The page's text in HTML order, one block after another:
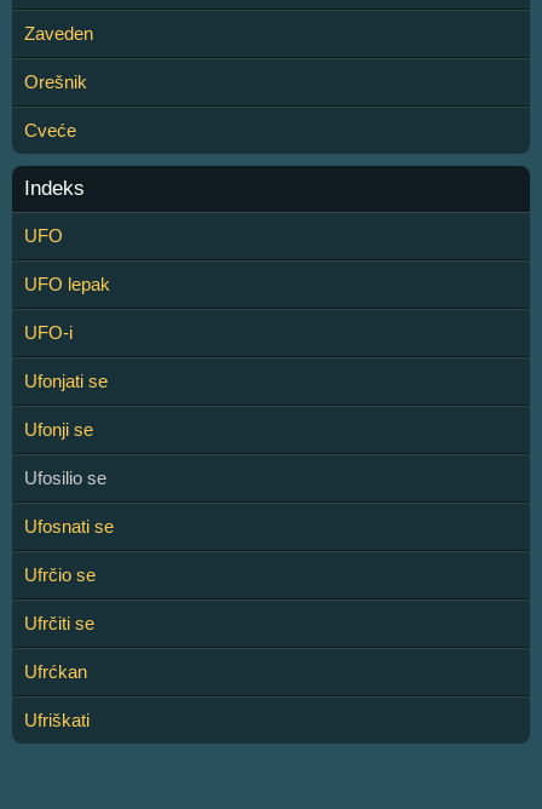
Zaveden
Orešnik
Cveće
Indeks
UFO
UFO lepak
UFO-i
Ufonjati se
Ufonji se
Ufosilio se
Ufosnati se
Ufrčio se
Ufrčiti se
Ufrćkan
Ufriškati